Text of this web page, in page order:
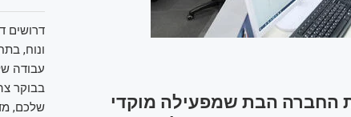
החברה הבת שמפעילה מוקדי
דרושים
עבודה
בבוקר
שלכם,